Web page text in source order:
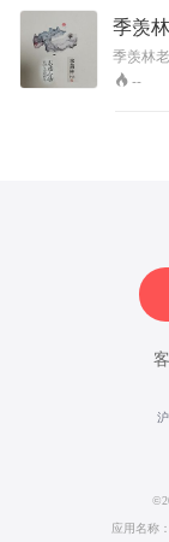
团”制
录音，
季羡
季羡林
考和创
从他这
--
应用名称